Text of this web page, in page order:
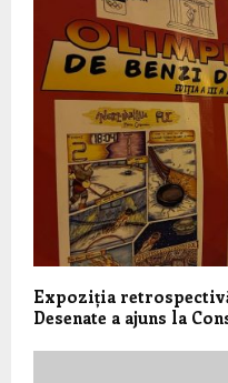
Expoziția
Desenate a ajuns la